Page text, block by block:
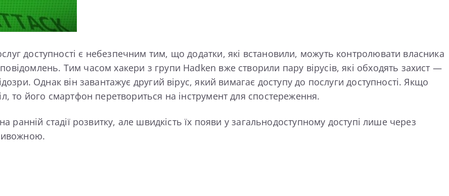
доступності є небезпечним тим, що додатки, які встановили, можуть контролювати власника
Тим часом хакери з групи Hadken вже створили пару вірусів, які обходять захист —
Однак він завантажує другий вірус, який вимагає доступу до послуги доступності. Якщо
то його смартфон перетвориться на інструмент для спостереження.
ранній стадії розвитку, але швидкість їх появи у загальнодоступному доступі лише через